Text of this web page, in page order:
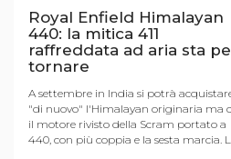
Royal Enfield Himalayan
440: la mitica 411
raffreddata ad aria sta
tornare
A settembre in India si potrà
"di nuovo" l'Himalayan originaria ma
il motore rivisto della Scram portato a
440, con più coppia e la sesta marcia.